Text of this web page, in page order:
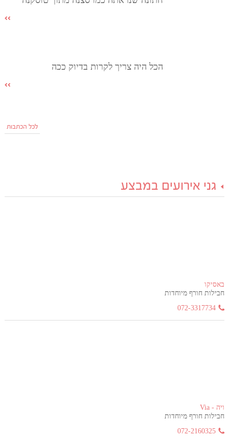
הכל היה צריך לקרות בדיוק ככה
לכל הכתבות
גני אירועים במבצע
באסיקו
חבילות חורף מיוחדות
072-3317734
ויה - Via
חבילות חורף מיוחדות
072-2160325